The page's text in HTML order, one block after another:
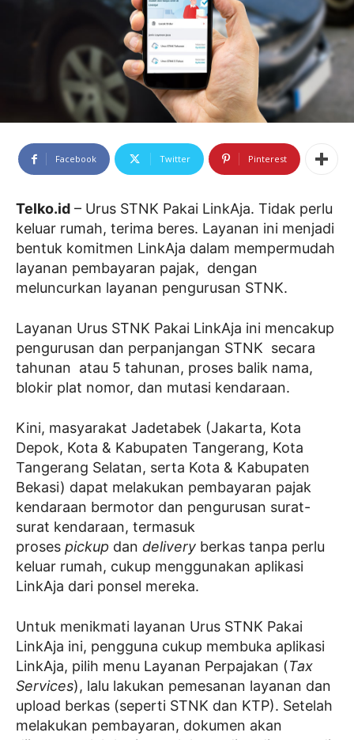
Facebook Twitter Pinterest
Telko.id – Urus STNK Pakai LinkAja. Tidak perlu
keluar rumah, terima beres. Layanan ini menjadi
bentuk komitmen LinkAja dalam mempermudah
layanan pembayaran pajak, dengan
meluncurkan layanan pengurusan STNK.
Layanan Urus STNK Pakai LinkAja ini mencakup
pengurusan dan perpanjangan STNK secara
tahunan atau 5 tahunan, proses balik nama,
blokir plat nomor, dan mutasi kendaraan.
Kini, masyarakat Jadetabek (Jakarta, Kota
Depok, Kota & Kabupaten Tangerang, Kota
Tangerang Selatan, serta Kota & Kabupaten
Bekasi) dapat melakukan pembayaran pajak
kendaraan bermotor dan pengurusan surat-
surat kendaraan, termasuk
proses pickup dan delivery berkas tanpa perlu
keluar rumah, cukup menggunakan aplikasi
LinkAja dari ponsel mereka.
Untuk menikmati layanan Urus STNK Pakai
LinkAja ini, pengguna cukup membuka aplikasi
LinkAja, pilih menu Layanan Perpajakan (Tax
Services), lalu lakukan pemesanan layanan dan
upload berkas (seperti STNK dan KTP). Setelah
melakukan pembayaran, dokumen akan